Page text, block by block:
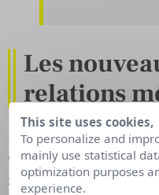
Les
relations
Découvrez en 30
en matière de
relations médias
This site uses cookies,
To personalize and
mainly use statistical
optimization purposes
experience.